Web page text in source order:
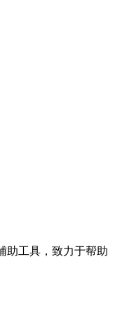
助工具，致力于帮助